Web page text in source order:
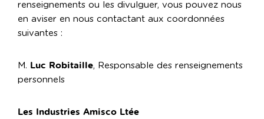
renseignements ou les divulguer, vous pouvez nous
en aviser en nous contactant aux coordonnées
suivantes :
M. Luc Robitaille, Responsable des renseignements
personnels
Les Industries Amisco Ltée